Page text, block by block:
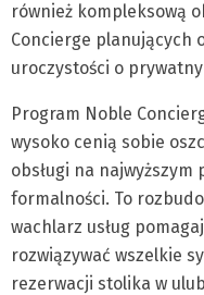
również kompleksową
Concierge planujących
uroczystości o
Program Noble
wysoko cenią sobie
obsługi na
formalności. To
wachlarz usług
rozwiązywać wszelkie
rezerwacji stolika w